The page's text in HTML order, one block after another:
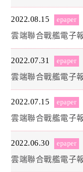
2022.08.15 epaper
雲端聯合戰艦電子
2022.07.31 epaper
雲端聯合戰艦電子
2022.07.15 epaper
雲端聯合戰艦電子
2022.06.30 epaper
雲端聯合戰艦電子